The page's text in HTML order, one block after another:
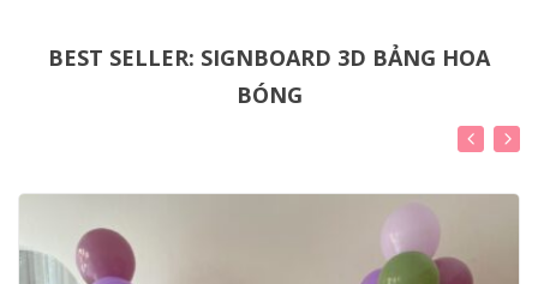
BEST SELLER: SIGNBOARD 3D BẢNG HOA
BÓNG